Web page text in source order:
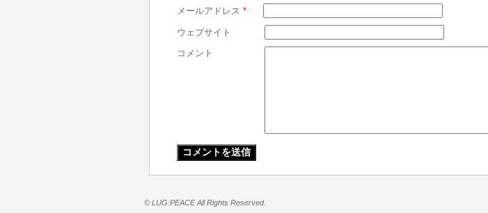
メールアドレス *
ウェブサイト
コメント
© LUG:PEACE All Rights Reserved.